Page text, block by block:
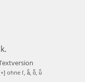
.
ohne ſ, aͤ, oͤ, uͤ